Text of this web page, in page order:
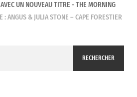
UN NOUVEAU TITRE - THE MORNING
: ANGUS & JULIA STONE – CAPE FORESTIER